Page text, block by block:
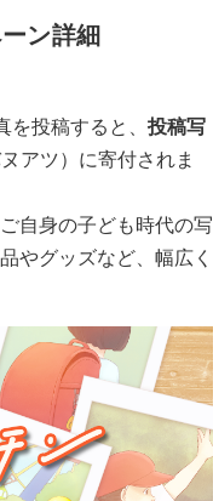
ン詳細
を投稿すると、 投稿写
アツ）に寄付されま
自身の子ども時代の写
やグッズなど、幅広く